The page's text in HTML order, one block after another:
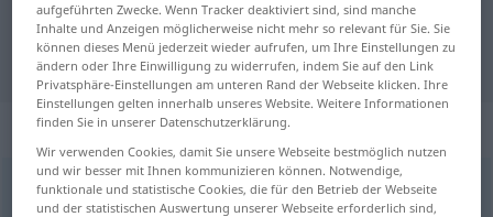
"vorankommen" Spanisch
Übersetzung
„vorankommen“: transitives Verb
vorankommenv/t <irr,sep;s. >
aufgeführten Zwecke. Wenn Tracker deaktiviert sind, sind manche
Inhalte und Anzeigen möglicherweise nicht mehr so relevant für Sie. Sie
können dieses Menü jederzeit wieder aufrufen, um Ihre Einstellungen zu
ändern oder Ihre Einwilligung zu widerrufen, indem Sie auf den Link
Privatsphäre-Einstellungen am unteren Rand der Webseite klicken. Ihre
Einstellungen gelten innerhalb unseres Website. Weitere Informationen
finden Sie in unserer Datenschutzerklärung.
Wir verwenden Cookies, damit Sie unsere Webseite bestmöglich nutzen
und wir besser mit Ihnen kommunizieren können. Notwendige,
funktionale und statistische Cookies, die für den Betrieb der Webseite
und der statistischen Auswertung unserer Webseite erforderlich sind,